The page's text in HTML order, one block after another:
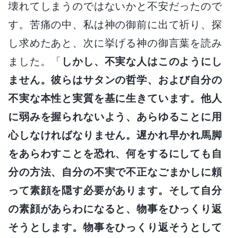
壊れてしまうのではないかと不安だったので
す。苦痛の中、私は神の御前に出て祈り、探
し求めたあと、次に挙げる神の御言葉を読み
ました。「 しかし、不実な人はこのようにし
ません。彼らはサタンの哲学、および自分の
不実な本性と実質を基に生きています。他人
に弱みを握られないよう、あらゆることに用
心しなければなりません。遅かれ早かれ馬脚
をあらわすことを恐れ、何をするにしても自
分の方法、自分の不実で不正なごまかしに頼
って素顔を隠す必要があります。そして自分
の素顔があらわになると、物事をひっくり返
そうとします。物事をひっくり返そうとして